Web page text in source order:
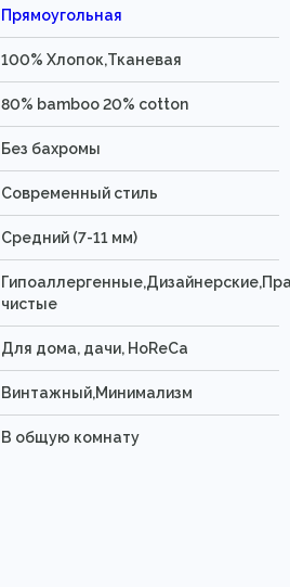
Прямоугольная
100% Хлопок,Тканевая
80% bamboo 20% cotton
Без бахромы
Современный стиль
Средний (7-11 мм)
чистые
Для дома, дачи, HoReCa
Винтажный,Минимализм
В общую комнату